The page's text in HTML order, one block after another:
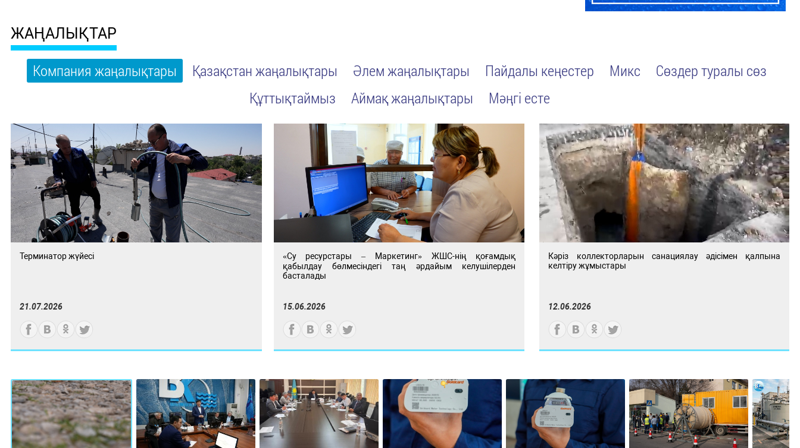
ЖАҢАЛЫҚТАР
Компания жаңалықтары Қазақстан жаңалықтары Әлем жаңалықтары Пайдалы кеңестер Микс
Сөздер туралы сөз
Құттықтаймыз
Аймақ жаңалықтары Мәңгі есте
Терминатор жүйесі
21.07.2026
«Су ресурстары – Маркетинг» ЖШС-нің қоғамдық
қабылдау бөлмесіндегі таң әрдайым келушілерден
басталады
15.06.2026
Кәріз коллекторларын санациялау әдісімен қалпына
келтіру жұмыстары
12.06.2026